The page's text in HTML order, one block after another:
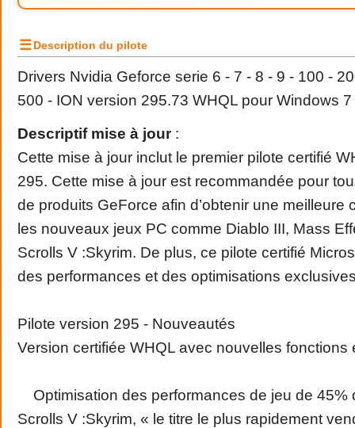
☰Description du pilote
Drivers Nvidia Geforce serie 6 - 7 - 8 - 9 - 100 -
500 - ION version 295.73 WHQL pour Windows
Descriptif mise à jour:
Cette mise à jour inclut le premier pilote certifié
295. Cette mise à jour est recommandée pour
de produits GeForce afin d’obtenir une meilleure
les nouveaux jeux PC comme Diablo III, Mass
Scrolls V :Skyrim. De plus, ce pilote certifié
des performances et des optimisations
Pilote version 295 - Nouveautés
Version certifiée WHQL avec nouvelles fonctions
Optimisation des performances de jeu de 45%
Scrolls V :Skyrim, « le titre le plus rapidement